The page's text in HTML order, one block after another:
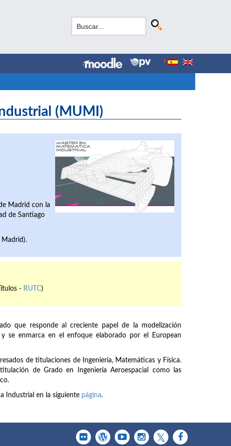
(MUMI)
Madrid con la
de Santiago
Madrid).
- RUTC)
que responde al creciente papel de la modelización
se enmarca en el enfoque elaborado por el European
de titulaciones de Ingeniería, Matemáticas y Física.
de Grado en Ingeniería Aeroespacial como las
Industrial en la siguiente página.